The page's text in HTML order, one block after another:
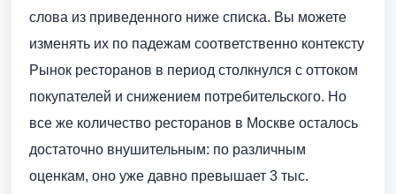
слова из приведенного ниже списка. Вы можете
изменять их по падежам соответственно контексту
Рынок ресторанов в период столкнулся с оттоком
покупателей и снижением потребительского. Но
все же количество ресторанов в Москве осталось
достаточно внушительным: по различным
оценкам, оно уже давно превышает 3 тыс.